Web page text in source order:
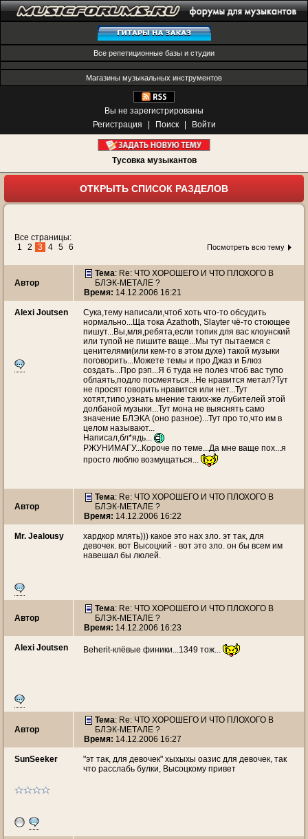
Все репетиционные базы и студии
Магазины музыкальных инструментов
Вы не зарегистрированы
Регистрация
Поиск Войти
Тусовка музыкантов
ОТКРЫТЬ СПИСОК РАЗДЕЛОВ
Все страницы:
1
2 3 4 5 6 Посмотреть всю тему
Автор
Тема: Re: ЧТО ХОРОШЕГО И ЧТО ПЛОХОГО В
БЛЭК-МЕТАЛЕ ?
Время: 14.12.2006 16:21
Alexi Joutsen
Сука,тему написали,чтоб хоть что-то обсудить
нормально...Ща тока Azathoth, Slayter чё-то стоющее
пишут...Вы,мля,ребята,если топик для вас клоунский
или тупой не пишите ваще...Мы тут пытаемся с
ценителями(или кем-то в этом духе) такой музыки
поговорить...Можете темы и про Джаз и Блюз
создать...Про рэп...Я б туда не полез чтоб вас тупо
облаять,подло посмеяться...Не нравится метал?Тут
не просят говорить нравится или нет...Тут
хотят,типо,узнать мнение таких-же лубителей этой
долбаной музыки...Тут мона не выяснять само
значение БЛЭКА (оно разное)...Тут про то,что им в
целом называют...
Написал,бл*ядь...
РЖУНИМАГУ...Короче по теме...Да мне ваще пох...я
просто люблю возмущаться...
Автор
Тема: Re: ЧТО ХОРОШЕГО И ЧТО ПЛОХОГО В
БЛЭК-МЕТАЛЕ ?
Время: 14.12.2006 16:22
Mr. Jealousy
хардкор млять))) какое это нах зло. эт так, для
девочек. вот Высоцкий - вот это зло. он бы всем им
навешал бы люлей.
Автор
Тема: Re: ЧТО ХОРОШЕГО И ЧТО ПЛОХОГО В
БЛЭК-МЕТАЛЕ ?
Время: 14.12.2006 16:23
Alexi Joutsen Beherit-клёвые финики...1349 тож...
Автор
Тема: Re: ЧТО ХОРОШЕГО И ЧТО ПЛОХОГО В
БЛЭК-МЕТАЛЕ ?
Время: 14.12.2006 16:27
SunSeeker
"эт так, для девочек" хыхыхы оазис для девочек, так
что расслабь булки, Высоцкому привет